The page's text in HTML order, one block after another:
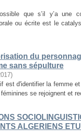
que s’il y’a une
ou écrite est le
du
sans sépulture
)
est d'identifier la femme
se rejoignent et
ALGERIENS